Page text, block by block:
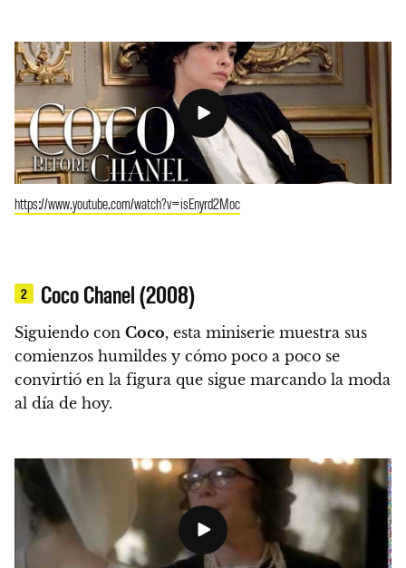
https://www.youtube.com/watch?v=isEnyrd2Moc
2 Coco Chanel (2008)
Siguiendo con Coco, esta miniserie muestra sus
comienzos humildes y cómo poco a poco se
convirtió en la figura que sigue marcando la moda
al día de hoy.